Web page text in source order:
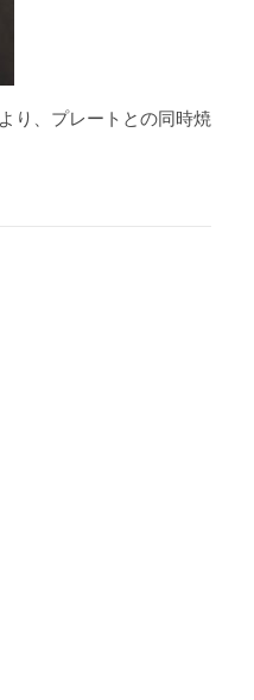
り、プレートとの同時焼